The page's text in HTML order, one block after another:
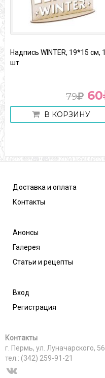
Надпись WINTER, 19*15 см, 1
шт
79 60
В КОРЗИНУ
Доставка и оплата
Контакты
Анонсы
Галерея
Статьи и рецепты
Вход
Регистрация
Контакты
г. Пермь, ул. Луначарского, 56
тел.: (342) 259-91-21